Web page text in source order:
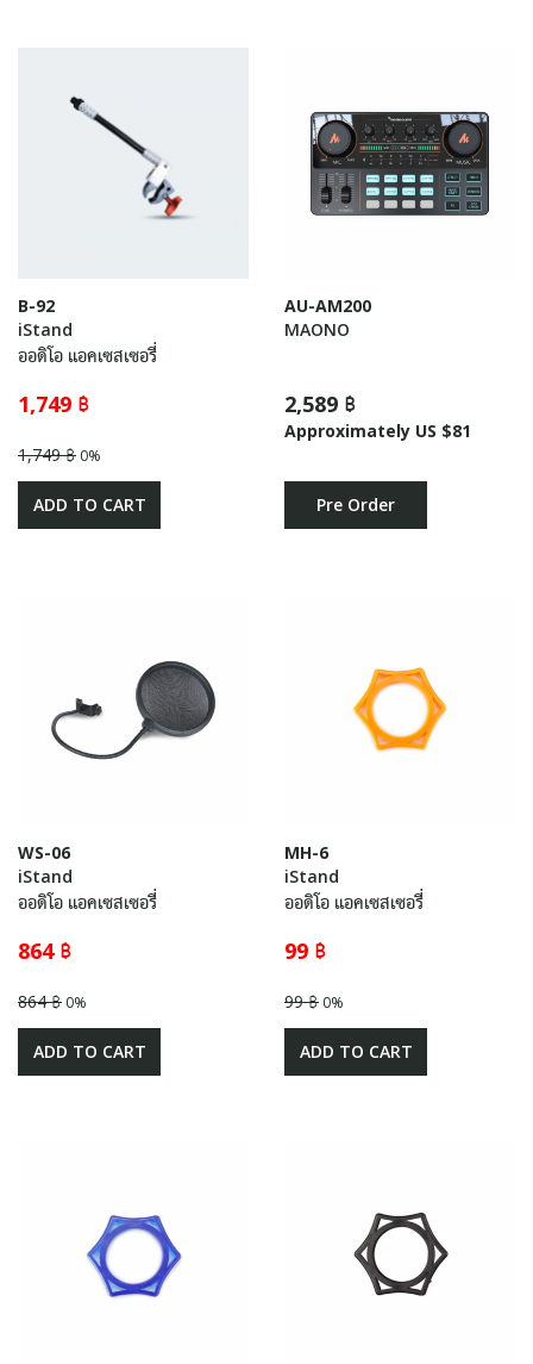
B-92
iStand
ออดิโอ แอคเซสเซอรี่
1,749 ฿
1,749 ฿ 0%
ADD TO CART
AU-AM200
MAONO
2,589 ฿
Approximately US $81
Pre Order
WS-06
iStand
ออดิโอ แอคเซสเซอรี่
864 ฿
864 ฿ 0%
ADD TO CART
MH-6
iStand
ออดิโอ แอคเซสเซอรี่
99 ฿
99 ฿ 0%
ADD TO CART